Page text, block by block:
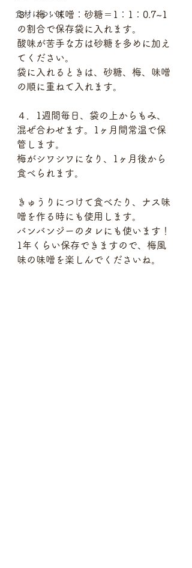
食材について
３．梅：味噌：砂糖＝1：1：0.7~1
の割合で保存袋に入れます。
酸味が苦手な方は砂糖を多めに加え
てください。
袋に入れるときは、砂糖、梅、味噌
の順に重ねて入れます。
４．1週間毎日、袋の上からもみ、
混ぜ合わせます。1ヶ月間常温で保
管します。
梅がシワシワになり、1ヶ月後から
食べられます。
きゅうりにつけて食べたり、ナス味
噌を作る時にも使用します。
バンバンジーのタレにも使います！
1年くらい保存できますので、梅風
味の味噌を楽しんでくださいね。